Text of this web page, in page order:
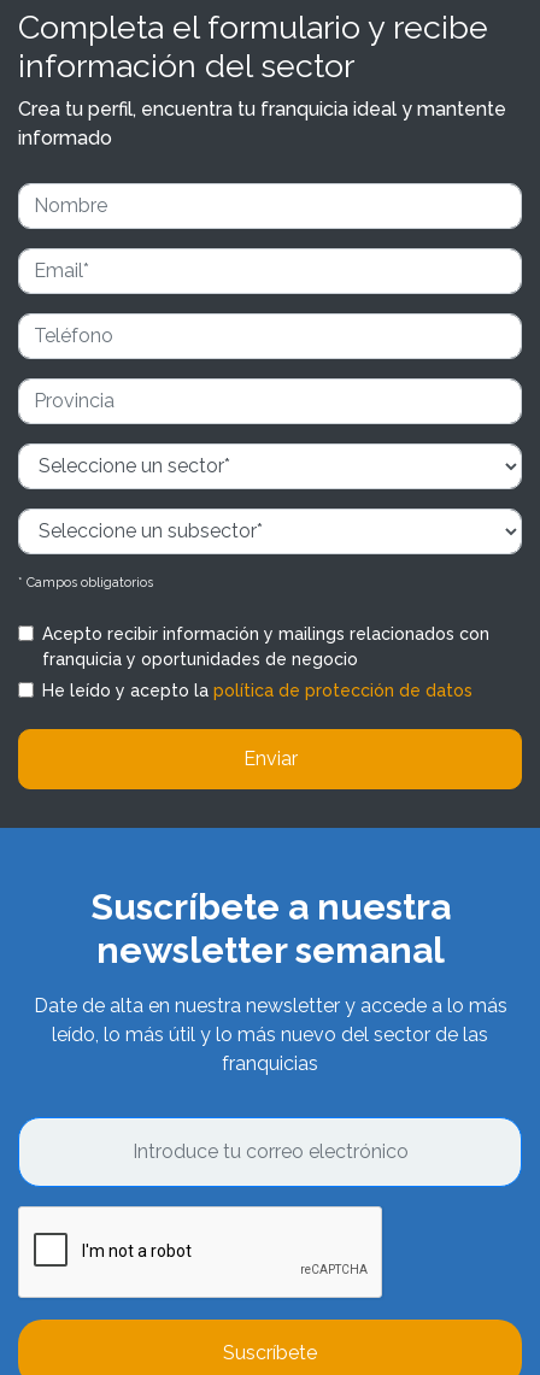
Completa el formulario y recibe
información del sector
Crea tu perfil, encuentra tu franquicia ideal y mantente
informado
* Campos obligatorios
Acepto recibir información y mailings relacionados con
franquicia y oportunidades de negocio
He leído y acepto la política de protección de datos
Enviar
Suscríbete a nuestra
newsletter semanal
Date de alta en nuestra newsletter y accede a lo más
leído, lo más útil y lo más nuevo del sector de las
franquicias
Suscríbete